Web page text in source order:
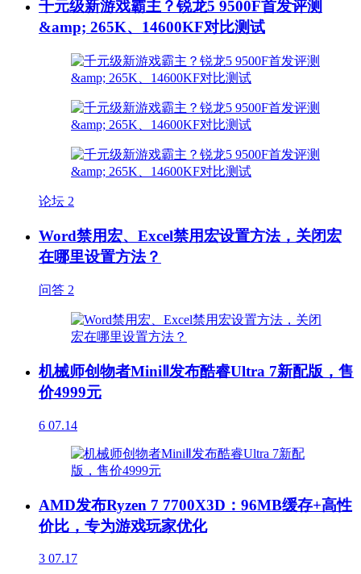
千元级新游戏霸主？锐龙5 9500F首发评测
&amp; 265K、14600KF对比测试
论坛 2
Word禁用宏、Excel禁用宏设置方法，关闭宏
在哪里设置方法？
问答 2
机械师创物者MiniⅡ发布酷睿Ultra 7新配版，售
价4999元
6 07.14
AMD发布Ryzen 7 7700X3D：96MB缓存+高性
价比，专为游戏玩家优化
3 07.17